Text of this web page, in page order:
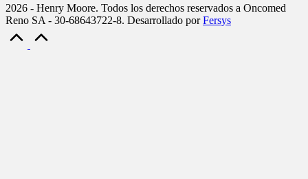
2026 - Henry Moore. Todos los derechos reservados a Oncomed
Reno SA - 30-68643722-8. Desarrollado porFersys